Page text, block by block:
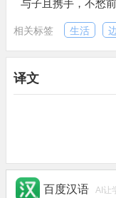
相关标签 生活
译文
百度汉语 AI让